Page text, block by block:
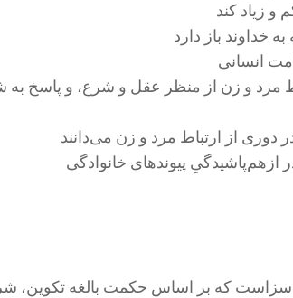
و زیاد کند
خداوند باز دارد
انسانی
مرد و زن از منظر عقل و شرع، و پاسخ به
دوری از ارتباط مرد و زن می‌دانند
پیوندهای خانوادگی
سزاست که بر اساس حکمت بالغه تکوین،